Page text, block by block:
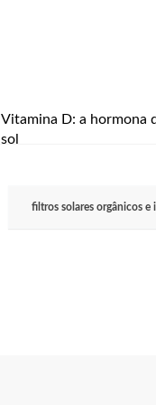
Vitamina D: a hormona
sol
filtros solares orgânicos e